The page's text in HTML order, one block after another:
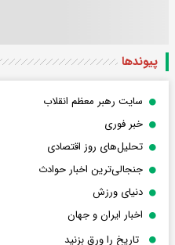
پیوندها
سایت رهبر معظم انقلاب
خبر فوری
تحلیل‌های روز اقتصادی
جنجالی‌ترین اخبار حوادث
دنیای ورزش
اخبار ایران و جهان
تاریخ را ورق بزنید